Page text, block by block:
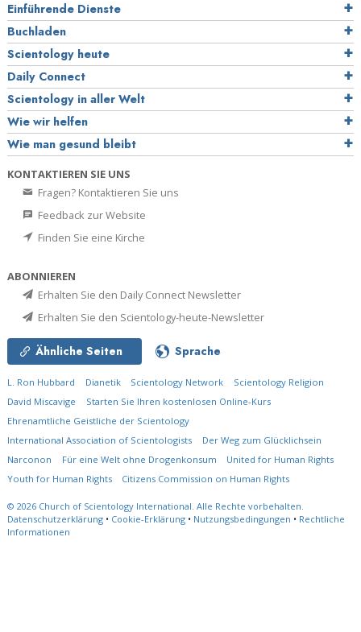
Einführende Dienste
Buchladen
Scientology heute
Daily Connect
Scientology in aller Welt
Wie wir helfen
Wie man gesund bleibt
KONTAKTIEREN SIE UNS
Fragen? Kontaktieren Sie uns
Feedback zur Website
Finden Sie eine Kirche
ABONNIEREN
Erhalten Sie den Daily Connect Newsletter
Erhalten Sie den Scientology-heute-Newsletter
Ähnliche Seiten Sprache
L. Ron Hubbard Dianetik Scientology Network
Scientology Religion
David Miscavige
Starten Sie Ihren kostenlosen Online-Kurs
Ehrenamtliche Geistliche der Scientology
International Association of Scientologists
Der Weg zum Glücklichsein
Narconon
Für eine Welt ohne Drogenkonsum
United for Human Rights
Youth for Human Rights
Citizens Commission on Human Rights
© 2026 Church of Scientology International. Alle Rechte vorbehalten.
Datenschutzerklärung • Cookie-Erklärung • Nutzungsbedingungen • Rechtliche
Informationen